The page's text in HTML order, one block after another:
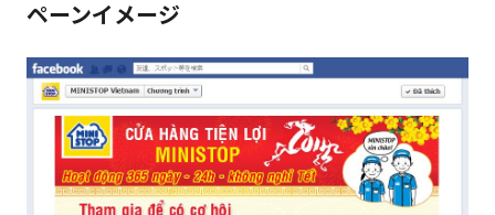
ペーンイメージ